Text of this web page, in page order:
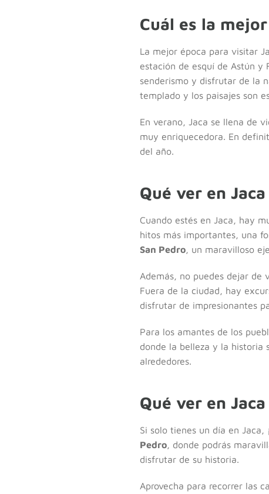
Cuál es la
La mejor época para visitar
estación de esquí de Astún y
senderismo y disfrutar de la
templado y los paisajes son
En verano, Jaca se llena de
muy enriquecedora. En
del año.
Qué ver en
Cuando estés en Jaca, hay
hitos más importantes, una
San Pedro, un maravilloso
Además, no puedes dejar de
Fuera de la ciudad, hay
disfrutar de impresionantes
Para los amantes de los
donde la belleza y la historia
alrededores.
Qué ver en
Si solo tienes un día en
Pedro, donde podrás
disfrutar de su historia.
Aprovecha para recorrer las